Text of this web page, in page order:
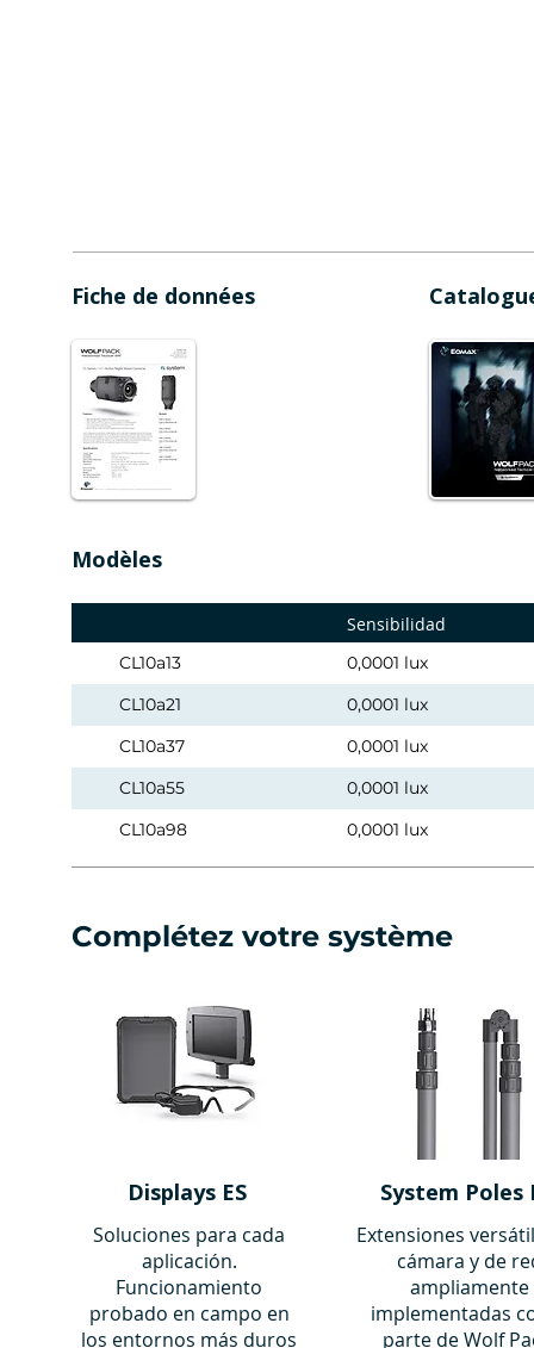
Fiche de données
Modèles
Sensibilidad
CL10a13
0,0001 lux
CL10a21
0,0001 lux
CL10a37
0,0001 lux
CL10a55
0,0001 lux
CL10a98
0,0001 lux
Complétez votre système
Displays ES
Soluciones para cada
aplicación.
Funcionamiento
probado en campo en
los entornos más duros
System Poles
Extensiones
cámara y de
ampliamente
implementadas
parte de Wolf